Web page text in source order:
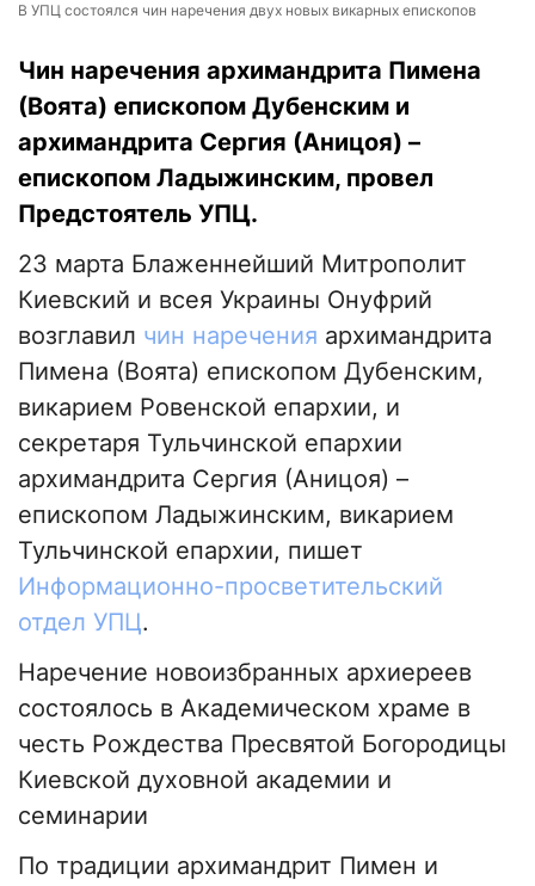
В УПЦ состоялся чин наречения двух новых викарных епископов
Чин наречения архимандрита Пимена
(Воята) епископом Дубенским и
архимандрита Сергия (Аницоя) –
епископом Ладыжинским, провел
Предстоятель УПЦ.
23 марта Блаженнейший Митрополит
Киевский и всея Украины Онуфрий
возглавил чин наречения архимандрита
Пимена (Воята) епископом Дубенским,
викарием Ровенской епархии, и
секретаря Тульчинской епархии
архимандрита Сергия (Аницоя) –
епископом Ладыжинским, викарием
Тульчинской епархии, пишет
Информационно-просветительский
отдел УПЦ.
Наречение новоизбранных архиереев
состоялось в Академическом храме в
честь Рождества Пресвятой Богородицы
Киевской духовной академии и
семинарии
По традиции архимандрит Пимен и